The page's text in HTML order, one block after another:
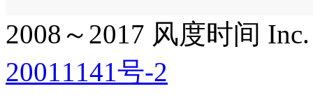
2008～2017 风度时间
20011141号-2